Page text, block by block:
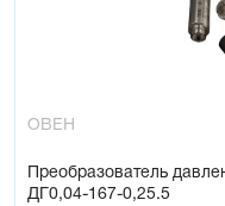
ОВЕН
Преобразователь
ДГ0,04-167-0,25.5